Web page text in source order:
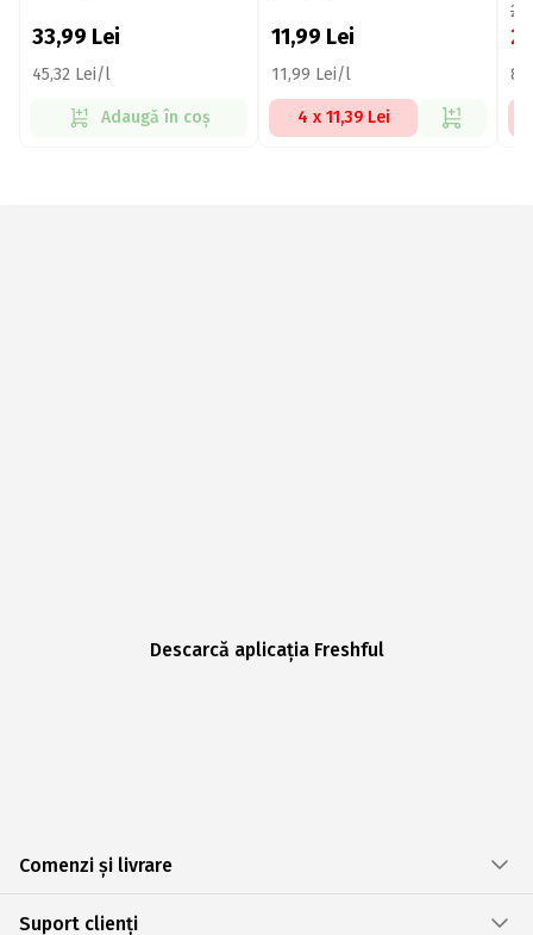
33,99 Lei
45,32 Lei/l
Adaugă în coș
11,99 Lei
11,99 Lei/l
4 x 11,39 Lei
Descarcă aplicația Freshful
Comenzi și livrare
Suport clienți